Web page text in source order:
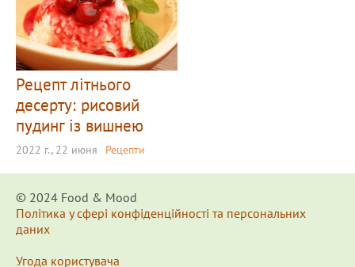
Рецепт літнього
десерту: рисовий
пудинг із вишнею
2022 г., 22 июня Рецепти
© 2024 Food & Мood
Політика у сфері конфіденційності та персональних
даних
Угода користувача